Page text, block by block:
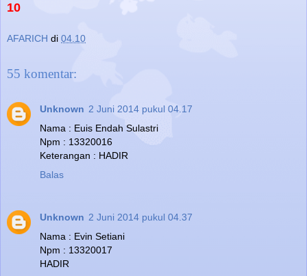
10
AFARICH di 04.10
55 komentar:
Unknown 2 Juni 2014 pukul 04.17
Nama : Euis Endah Sulastri
Npm : 13320016
Keterangan : HADIR
Balas
Unknown 2 Juni 2014 pukul 04.37
Nama : Evin Setiani
Npm : 13320017
HADIR